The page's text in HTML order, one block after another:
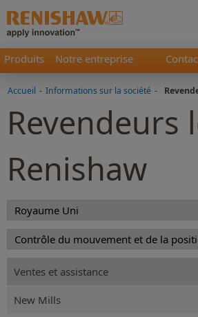
Produits Notre entreprise
Accueil - Informations sur la société -
Revendeurs
Renishaw
Ventes et assistance
New Mills